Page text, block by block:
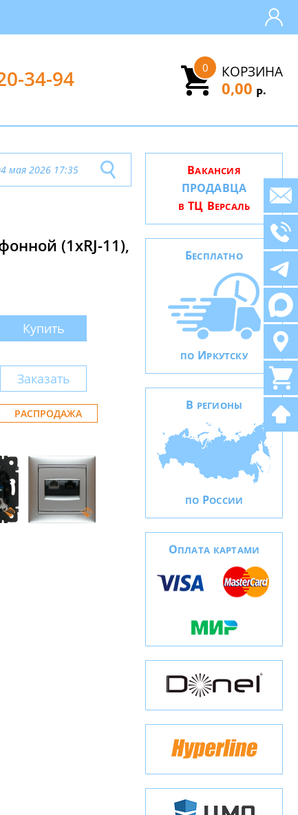
34-94 КОРЗИНА
0
0,00 Р.
мая 2026 17:35
(1xRJ-11),
Купить
Заказать
РАСПРОДАЖА
ВАКАНСИЯ
ПРОДАВЦА
В ТЦ ВЕРСАЛЬ
БЕСПЛАТНО
ПО ИРКУТСКУ
В РЕГИОНЫ
ПО РОССИИ
ОПЛАТА КАРТАМИ